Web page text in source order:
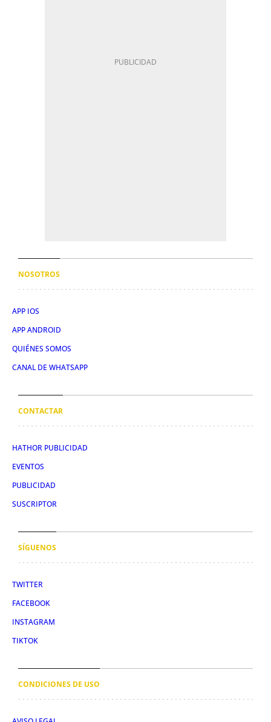
NOSOTROS
APP IOS
APP ANDROID
QUIÉNES SOMOS
CANAL DE WHATSAPP
CONTACTAR
HATHOR PUBLICIDAD
EVENTOS
PUBLICIDAD
SUSCRIPTOR
SÍGUENOS
TWITTER
FACEBOOK
INSTAGRAM
TIKTOK
CONDICIONES DE USO